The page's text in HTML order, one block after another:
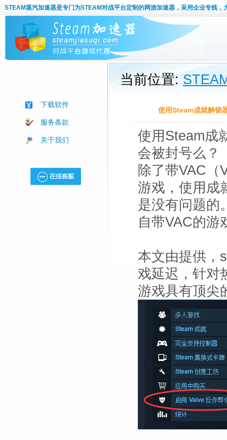
STEAM蒸汽加速器是专门为STEAM对战平台定制的网游加速器，采用企业专线，
下载软件
服务条款
关于我们
当前位置:
使用Steam成就解锁
使用Steam成
会被封号么？
除了带VAC（
游戏，使用成
是没有问题的
自带VAC的游
本文由提供，
戏延迟，针对
游戏具有顶尖